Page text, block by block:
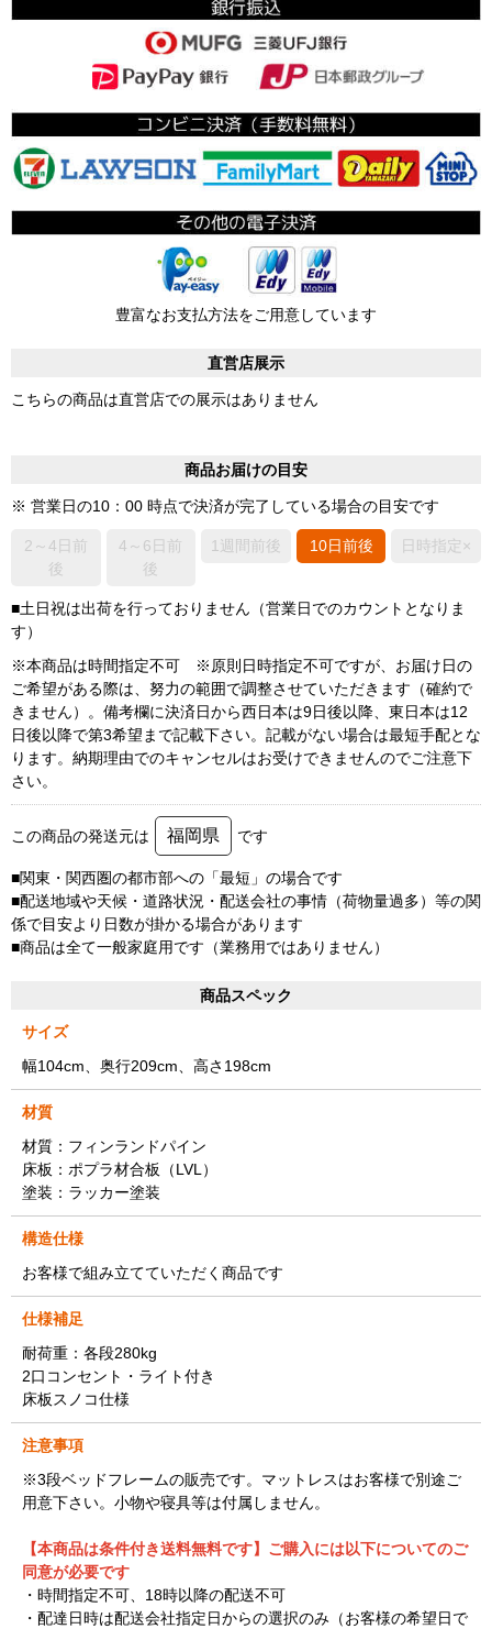
豊富なお支払方法をご用意しています
直営店展示
こちらの商品は直営店での展示はありません
商品お届けの目安
※ 営業日の10：00 時点で決済が完了している場合の目安です
2～4日前
後
4～6日前
後
1週間前後 10日前後 日時指定×
■土日祝は出荷を行っておりません（営業日でのカウントとなりま
す）
※本商品は時間指定不可 ※原則日時指定不可ですが、お届け日の
ご希望がある際は、努力の範囲で調整させていただきます（確約で
きません）。備考欄に決済日から西日本は9日後以降、東日本は12
日後以降で第3希望まで記載下さい。記載がない場合は最短手配とな
ります。納期理由でのキャンセルはお受けできませんのでご注意下
さい。
この商品の発送元は 福岡県 です
■関東・関西圏の都市部への「最短」の場合です
■配送地域や天候・道路状況・配送会社の事情（荷物量過多）等の関
係で目安より日数が掛かる場合があります
■商品は全て一般家庭用です（業務用ではありません）
商品スペック
サイズ
幅104cm、奥行209cm、高さ198cm
材質
材質：フィンランドパイン
床板：ポプラ材合板（LVL）
塗装：ラッカー塗装
構造仕様
お客様で組み立てていただく商品です
仕様補足
耐荷重：各段280kg
2口コンセント・ライト付き
床板スノコ仕様
注意事項
※3段ベッドフレームの販売です。マットレスはお客様で別途ご
用意下さい。小物や寝具等は付属しません。
【本商品は条件付き送料無料です】ご購入には以下についてのご
同意が必要です
・時間指定不可、18時以降の配送不可
・配達日時は配送会社指定日からの選択のみ（お客様の希望日で